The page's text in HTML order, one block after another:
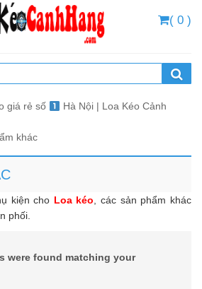
( 0 )
giá rẻ số
Hà Nội | Loa Kéo Cảnh
khác
kiện cho Loa kéo, các sản phẩm khác
phối.
were found matching your